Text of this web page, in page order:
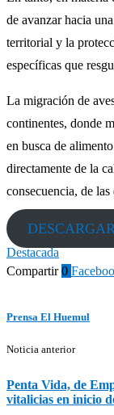
de avanzar hacia
territorial y la
específicas que
La migración de
continentes, donde
en busca de
directamente de la
consecuencia, de
Destacada
Compartir 0
Prensa El Huemul
Noticia anterior
Penta Vida, de
vitalicias en inicio